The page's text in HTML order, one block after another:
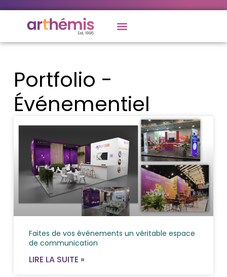
Portfolio -
Événementiel
Faites de vos événements un véritable espace
de communication
LIRE LA SUITE »